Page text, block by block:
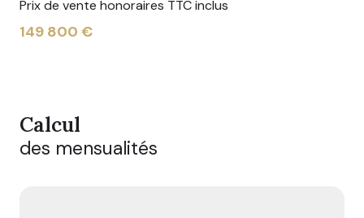
Prix de vente honoraires TTC inclus
149 800 €
Calcul
des mensualités